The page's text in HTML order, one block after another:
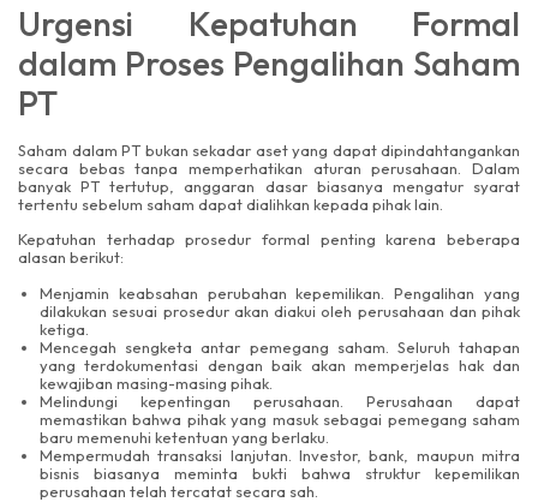
Urgensi Kepatuhan Formal
dalam Proses Pengalihan Saham
PT
Saham dalam PT bukan sekadar aset yang dapat dipindahtangankan
secara bebas tanpa memperhatikan aturan perusahaan. Dalam
banyak PT tertutup, anggaran dasar biasanya mengatur syarat
tertentu sebelum saham dapat dialihkan kepada pihak lain.
Kepatuhan terhadap prosedur formal penting karena beberapa
alasan berikut:
Menjamin keabsahan perubahan kepemilikan. Pengalihan yang
dilakukan sesuai prosedur akan diakui oleh perusahaan dan pihak
ketiga.
Mencegah sengketa antar pemegang saham. Seluruh tahapan
yang terdokumentasi dengan baik akan memperjelas hak dan
kewajiban masing-masing pihak.
Melindungi kepentingan perusahaan. Perusahaan dapat
memastikan bahwa pihak yang masuk sebagai pemegang saham
baru memenuhi ketentuan yang berlaku.
Mempermudah transaksi lanjutan. Investor, bank, maupun mitra
bisnis biasanya meminta bukti bahwa struktur kepemilikan
perusahaan telah tercatat secara sah.